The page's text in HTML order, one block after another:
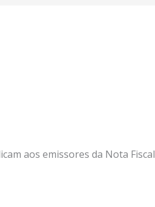
aos emissores da Nota